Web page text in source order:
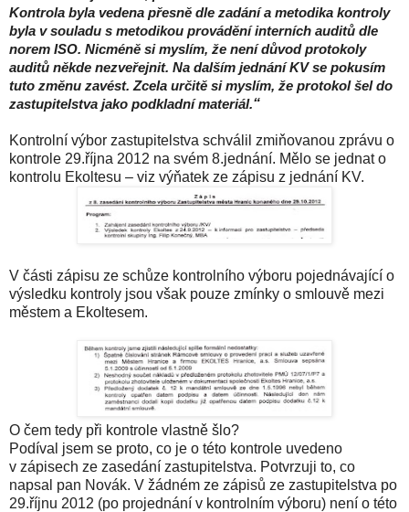
Kontrola byla vedena přesně dle zadání a metodika kontroly
byla v souladu s metodikou provádění interních auditů dle
norem ISO. Nicméně si myslím, že není důvod protokoly
auditů někde nezveřejnit. Na dalším jednání KV se pokusím
tuto změnu zavést. Zcela určitě si myslím, že protokol šel do
zastupitelstva jako podkladní materiál.“
Kontrolní výbor zastupitelstva schválil zmiňovanou zprávu o
kontrole 29.října 2012 na svém 8.jednání. Mělo se jednat o
kontrolu Ekoltesu – viz výňatek ze zápisu z jednání KV.
V části zápisu ze schůze kontrolního výboru pojednávající o
výsledku kontroly jsou však pouze zmínky o smlouvě mezi
městem a Ekoltesem.
O čem tedy při kontrole vlastně šlo?
Podíval jsem se proto, co je o této kontrole uvedeno
v zápisech ze zasedání zastupitelstva. Potvrzuji to, co
napsal pan Novák. V žádném ze zápisů ze zastupitelstva po
29.říjnu 2012 (po projednání v kontrolním výboru) není o této